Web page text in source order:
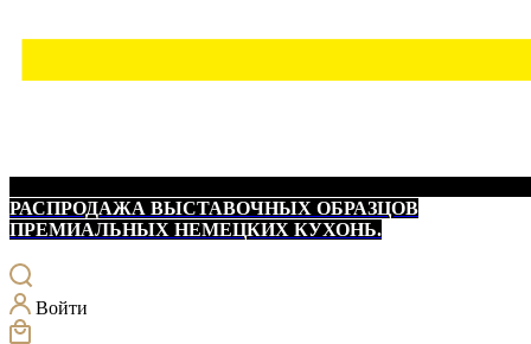
РАСПРОДАЖА ВЫСТАВОЧНЫХ ОБРАЗЦОВ
ПРЕМИАЛЬНЫХ НЕМЕЦКИХ КУХОНЬ.
Войти